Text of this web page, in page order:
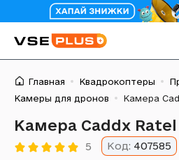
Главная Квадрокоптеры
Камеры для дронов
Камера
Камера Caddx
5 Код: 407585